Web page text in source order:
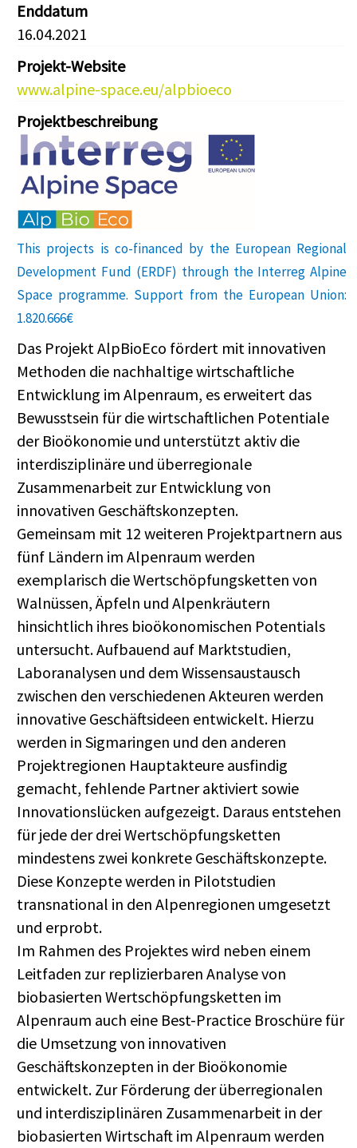
Enddatum
16.04.2021
Projekt-Website
www.alpine-space.eu/alpbioeco
Projektbeschreibung
This projects is co-financed by the European Regional
Development Fund (ERDF) through the Interreg Alpine
Space programme. Support from the European Union:
1.820.666€
Das Projekt AlpBioEco fördert mit innovativen
Methoden die nachhaltige wirtschaftliche
Entwicklung im Alpenraum, es erweitert das
Bewusstsein für die wirtschaftlichen Potentiale
der Bioökonomie und unterstützt aktiv die
interdisziplinäre und überregionale
Zusammenarbeit zur Entwicklung von
innovativen Geschäftskonzepten.
Gemeinsam mit 12 weiteren Projektpartnern aus
fünf Ländern im Alpenraum werden
exemplarisch die Wertschöpfungsketten von
Walnüssen, Äpfeln und Alpenkräutern
hinsichtlich ihres bioökonomischen Potentials
untersucht. Aufbauend auf Marktstudien,
Laboranalysen und dem Wissensaustausch
zwischen den verschiedenen Akteuren werden
innovative Geschäftsideen entwickelt. Hierzu
werden in Sigmaringen und den anderen
Projektregionen Hauptakteure ausfindig
gemacht, fehlende Partner aktiviert sowie
Innovationslücken aufgezeigt. Daraus entstehen
für jede der drei Wertschöpfungsketten
mindestens zwei konkrete Geschäftskonzepte.
Diese Konzepte werden in Pilotstudien
transnational in den Alpenregionen umgesetzt
und erprobt.
Im Rahmen des Projektes wird neben einem
Leitfaden zur replizierbaren Analyse von
biobasierten Wertschöpfungsketten im
Alpenraum auch eine Best-Practice Broschüre für
die Umsetzung von innovativen
Geschäftskonzepten in der Bioökonomie
entwickelt. Zur Förderung der überregionalen
und interdisziplinären Zusammenarbeit in der
biobasierten Wirtschaft im Alpenraum werden